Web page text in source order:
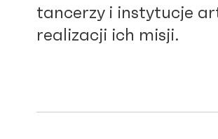
tancerzy i instytucje
realizacji ich misji.